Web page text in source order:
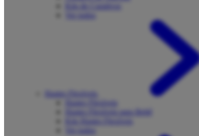
Hastes Flexíveis
Hastes Flexíveis
Hastes Flexíveis para Bebê